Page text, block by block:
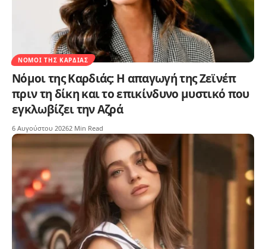
ΝΌΜΟΙ ΤΗΣ ΚΑΡΔΙΆΣ
Νόμοι της Καρδιάς: Η απαγωγή της Ζεϊνέπ
πριν τη δίκη και το επικίνδυνο μυστικό που
εγκλωβίζει την Αζρά
6 Αυγούστου 20262 Min Read